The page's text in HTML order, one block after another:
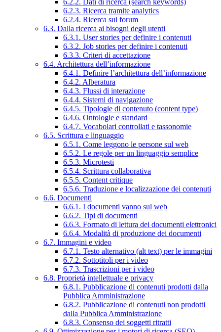
6.2.3. Ricerca tramite analytics
6.2.4. Ricerca sui forum
6.3. Dalla ricerca ai bisogni degli utenti
6.3.1. User stories per definire i contenuti
6.3.2. Job stories per definire i contenuti
6.3.3. Criteri di accettazione
6.4. Architettura dell’informazione
6.4.1. Definire l’architettura dell’informazione
6.4.2. Alberatura
6.4.3. Flussi di interazione
6.4.4. Sistemi di navigazione
6.4.5. Tipologie di contenuto (content type)
6.4.6. Ontologie e standard
6.4.7. Vocabolari controllati e tassonomie
6.5. Scrittura e linguaggio
6.5.1. Come leggono le persone sul web
6.5.2. Le regole per un linguaggio semplice
6.5.3. Microtesti
6.5.4. Scrittura collaborativa
6.5.5. Content critique
6.5.6. Traduzione e localizzazione dei contenuti
6.6. Documenti
6.6.1. I documenti vanno sul web
6.6.2. Tipi di documenti
6.6.3. Formato di lettura dei documenti elettronici
6.6.4. Modalità di produzione dei documenti
6.7. Immagini e video
6.7.1. Testo alternativo (alt text) per le immagini
6.7.2. Sottotitoli per i video
6.7.3. Trascrizioni per i video
6.8. Proprietà intellettuale e privacy
6.8.1. Pubblicazione di contenuti prodotti dalla
Pubblica Amministrazione
6.8.2. Pubblicazione di contenuti non prodotti
dalla Pubblica Amministrazione
6.8.3. Consenso dei soggetti ritratti